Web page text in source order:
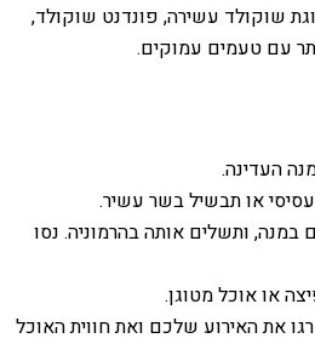
שוקולד עשירה, פונדנט שוקולד,
עם טעמים עמוקים.
העדינה.
או תבשיל בשר עשיר.
ותשלים אותה בהרמוניה. נסו
או אוכל מטוגן.
את האירוע שלכם ואת חווית האוכל